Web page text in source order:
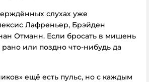
слухах уже
Лафреньер, Брэйден
Отманн. Если бросать в мишень
или поздно что-нибудь да
ещё есть пульс, но с каждым